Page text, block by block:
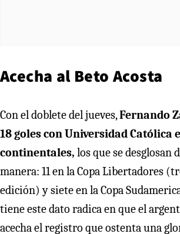
Acecha al Beto Acosta
Con el doblete del jueves,Fernando
18 goles con Universidad Católica
continentales, los que se desglosan
manera: 11 en la Copa Libertadores
edición) y siete en la Copa
tiene este dato radica en que el
acecha el registro que ostenta una